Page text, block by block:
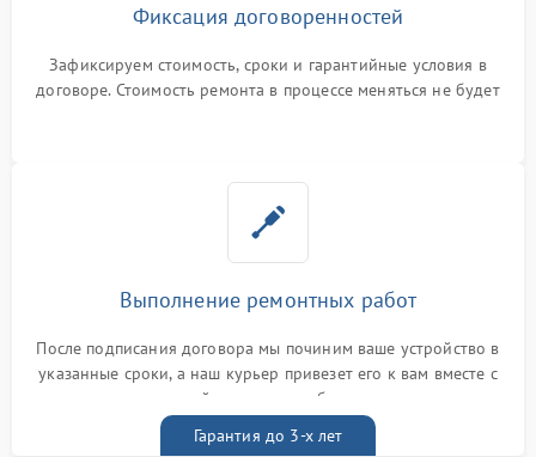
Фиксация договоренностей
Зафиксируем стоимость, сроки и гарантийные условия в
договоре. Стоимость ремонта в процессе меняться не будет
Выполнение ремонтных работ
После подписания договора мы починим ваше устройство в
указанные сроки, а наш курьер привезет его к вам вместе с
гарантийным талоном бесплатно
Гарантия до 3-х лет